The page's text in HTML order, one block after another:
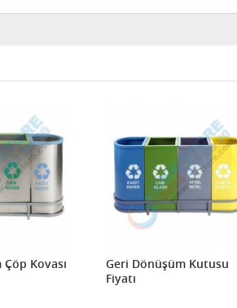
Kovası
Geri Dönüşüm Kutusu
Fiyatı